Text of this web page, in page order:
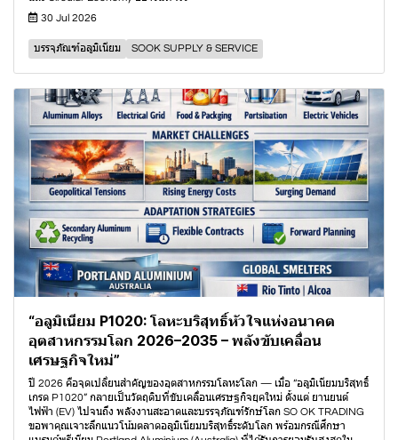
30 Jul 2026
บรรจุภัณฑ์อลูมิเนียม SOOK SUPPLY & SERVICE
“อลูมิเนียม P1020: โลหะบริสุทธิ์หัวใจแห่งอนาคต
อุตสาหกรรมโลก 2026–2035 – พลังขับเคลื่อน
เศรษฐกิจใหม่”
ปี 2026 คือจุดเปลี่ยนสำคัญของอุตสาหกรรมโลหะโลก — เมื่อ “อลูมิเนียมบริสุทธิ์
เกรด P1020” กลายเป็นวัตถุดิบที่ขับเคลื่อนเศรษฐกิจยุคใหม่ ตั้งแต่ ยานยนต์
ไฟฟ้า (EV) ไปจนถึง พลังงานสะอาดและบรรจุภัณฑ์รักษ์โลก SO OK TRADING
ขอพาคุณเจาะลึกแนวโน้มตลาดอลูมิเนียมบริสุทธิ์ระดับโลก พร้อมกรณีศึกษา